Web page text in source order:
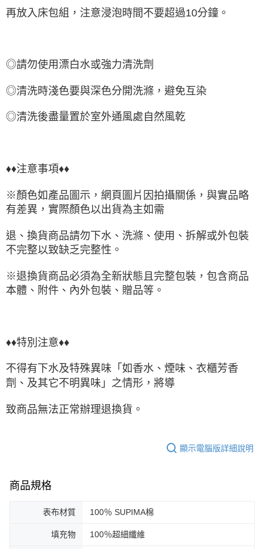
再放入床包組，注意浸泡時間不要超過10分鐘。
◎請勿使用漂白水或強力清洗劑
◎清洗時淺色要與深色分開洗滌，避免互染
◎清洗後盡量置於室外通風處自然風乾
♦♦注意事項♦♦
※顏色如產品圖示，網頁圖片因拍攝關係，與實品略
有差異，實際顏色以出貨為主如需
退、換貨商品請勿下水、洗滌、使用、拆解或外包裝
不完整以致缺乏完整性。
※退換貨商品必須為全新狀態且完整包裝，包含商品
本體、附件、內外包裝、贈品等。
♦♦特別注意♦♦
不得有下水及特殊異味「如香水、煙味、衣櫃芳香
劑、及其它不明異味」之情形，將導
致商品無法正常辦理退換貨。
顯示電腦版詳細說明
商品規格
表布材質 100％ SUPIMA棉
填充物 100％超細纖維